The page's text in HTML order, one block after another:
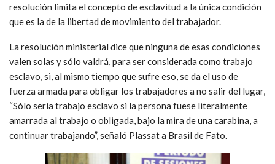
resolución limita el concepto de esclavitud a la única condición
que es la de la libertad de movimiento del trabajador.
La resolución ministerial dice que ninguna de esas condiciones
valen solas y sólo valdrá, para ser considerada como trabajo
esclavo, si, al mismo tiempo que sufre eso, se da el uso de
fuerza armada para obligar los trabajadores a no salir del lugar,
“Sólo sería trabajo esclavo si la persona fuese literalmente
amarrada al trabajo o obligada, bajo la mira de una carabina, a
continuar trabajando”, señaló Plassat a Brasil de Fato.